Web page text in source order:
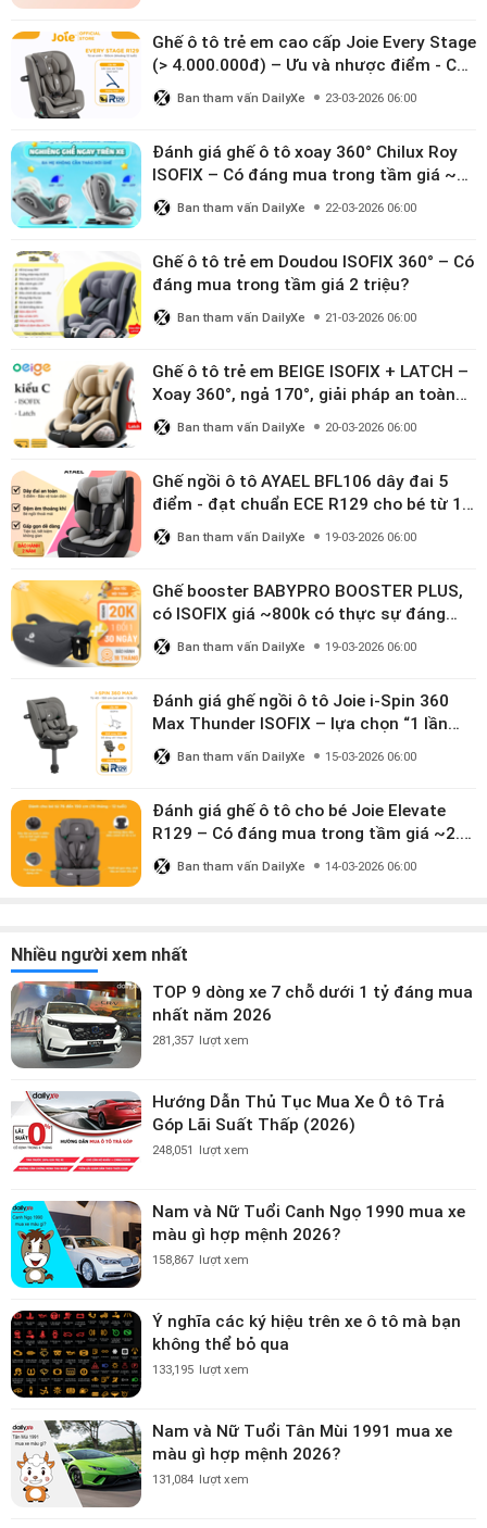
Ghế ô tô trẻ em cao cấp Joie Every Stage
(> 4.000.000đ) – Ưu và nhược điểm - Có
đáng đầu tư cho bé từ 0–12 tuổi?
Ban tham vấn DailyXe 23-03-2026 06:00
Đánh giá ghế ô tô xoay 360° Chilux Roy
ISOFIX – Có đáng mua trong tầm giá ~3
triệu
Ban tham vấn DailyXe 22-03-2026 06:00
Ghế ô tô trẻ em Doudou ISOFIX 360° – Có
đáng mua trong tầm giá 2 triệu?
Ban tham vấn DailyXe 21-03-2026 06:00
Ghế ô tô trẻ em BEIGE ISOFIX + LATCH –
Xoay 360°, ngả 170°, giải pháp an toàn
linh hoạt cho bé 0–10 tuổi
Ban tham vấn DailyXe 20-03-2026 06:00
Ghế ngồi ô tô AYAEL BFL106 dây đai 5
điểm - đạt chuẩn ECE R129 cho bé từ 1–
10 tuổi
Ban tham vấn DailyXe 19-03-2026 06:00
Ghế booster BABYPRO BOOSTER PLUS,
có ISOFIX giá ~800k có thực sự đáng
mua?
Ban tham vấn DailyXe 19-03-2026 06:00
Đánh giá ghế ngồi ô tô Joie i-Spin 360
Max Thunder ISOFIX – lựa chọn “1 lần
dùng đến 12 năm” có đáng giá gần 9
triệu?
Ban tham vấn DailyXe 15-03-2026 06:00
Đánh giá ghế ô tô cho bé Joie Elevate
R129 – Có đáng mua trong tầm giá ~2.8
triệu?
Ban tham vấn DailyXe 14-03-2026 06:00
Nhiều người xem nhất
TOP 9 dòng xe 7 chỗ dưới 1 tỷ đáng mua
nhất năm 2026
281,357 lượt xem
Hướng Dẫn Thủ Tục Mua Xe Ô tô Trả
Góp Lãi Suất Thấp (2026)
248,051 lượt xem
Nam và Nữ Tuổi Canh Ngọ 1990 mua xe
màu gì hợp mệnh 2026?
158,867 lượt xem
Ý nghĩa các ký hiệu trên xe ô tô mà bạn
không thể bỏ qua
133,195 lượt xem
Nam và Nữ Tuổi Tân Mùi 1991 mua xe
màu gì hợp mệnh 2026?
131,084 lượt xem